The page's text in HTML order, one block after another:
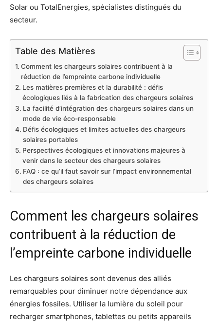
Solar ou TotalEnergies, spécialistes distingués du
secteur.
Table des Matières
Comment les chargeurs solaires contribuent à la
réduction de l’empreinte carbone individuelle
Les matières premières et la durabilité : défis
écologiques liés à la fabrication des chargeurs solaires
La facilité d’intégration des chargeurs solaires dans un
mode de vie éco-responsable
Défis écologiques et limites actuelles des chargeurs
solaires portables
Perspectives écologiques et innovations majeures à
venir dans le secteur des chargeurs solaires
FAQ : ce qu’il faut savoir sur l’impact environnemental
des chargeurs solaires
Comment les chargeurs solaires
contribuent à la réduction de
l’empreinte carbone individuelle
Les chargeurs solaires sont devenus des alliés
remarquables pour diminuer notre dépendance aux
énergies fossiles. Utiliser la lumière du soleil pour
recharger smartphones, tablettes ou petits appareils